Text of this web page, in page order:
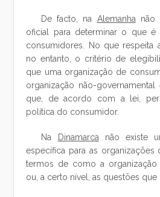
De facto, na Alemanha não
oficial para determinar o que é
consumidores. No que respeita
no entanto, o critério de
que uma organização de
organização não-
que, de acordo com a lei,
política do consumidor.
Na Dinamarca não existe
específica para as
termos de como a organização
ou, a certo nível, as questões que